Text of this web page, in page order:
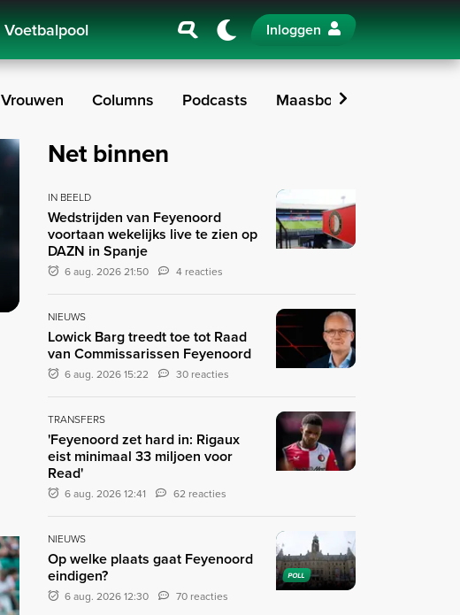
Voetbalpool Inloggen
Vrouwen Columns Podcasts Maasboulevard
Net binnen
IN BEELD
Wedstrijden van Feyenoord
voortaan wekelijks live te zien op
DAZN in Spanje
6 aug. 2026 21:50 4 reacties
NIEUWS
Lowick Barg treedt toe tot Raad
van Commissarissen Feyenoord
6 aug. 2026 15:22 30 reacties
TRANSFERS
'Feyenoord zet hard in: Rigaux
eist minimaal 33 miljoen voor
Read'
6 aug. 2026 12:41 62 reacties
POLL
NIEUWS
Op welke plaats gaat Feyenoord
eindigen?
6 aug. 2026 12:30 70 reacties